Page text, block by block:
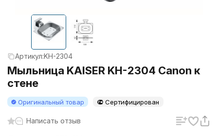
Артикул:KH-2304
Мыльница KAISER KH-2304 Canon к
стене
Оригинальный товар Сертифицирован
Написать отзыв